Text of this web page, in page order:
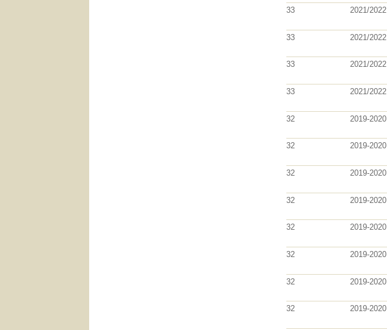
33
2021/2022
33
2021/2022
33
2021/2022
33
2021/2022
32
2019-2020
32
2019-2020
32
2019-2020
32
2019-2020
32
2019-2020
32
2019-2020
32
2019-2020
32
2019-2020